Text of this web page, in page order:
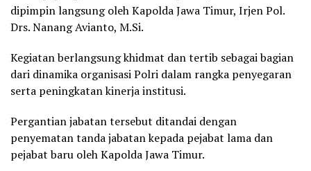
dipimpin langsung oleh Kapolda Jawa Timur, Irjen Pol.
Drs. Nanang Avianto, M.Si.
Kegiatan berlangsung khidmat dan tertib sebagai bagian
dari dinamika organisasi Polri dalam rangka penyegaran
serta peningkatan kinerja institusi.
Pergantian jabatan tersebut ditandai dengan
penyematan tanda jabatan kepada pejabat lama dan
pejabat baru oleh Kapolda Jawa Timur.